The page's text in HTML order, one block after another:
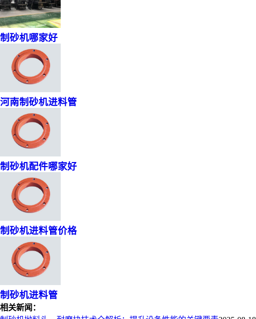
制砂机哪家好
河南制砂机进料管
制砂机配件哪家好
制砂机进料管价格
制砂机进料管
相关新闻：